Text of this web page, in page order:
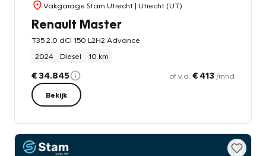
Vakgarage Stam Utrecht| Utrecht (UT)
Renault Master
T35 2.0 dCi 150 L2H2 Advance
2024
Diesel 10 km
€ 34.845 of v.a. € 413 /mnd
Bekijk